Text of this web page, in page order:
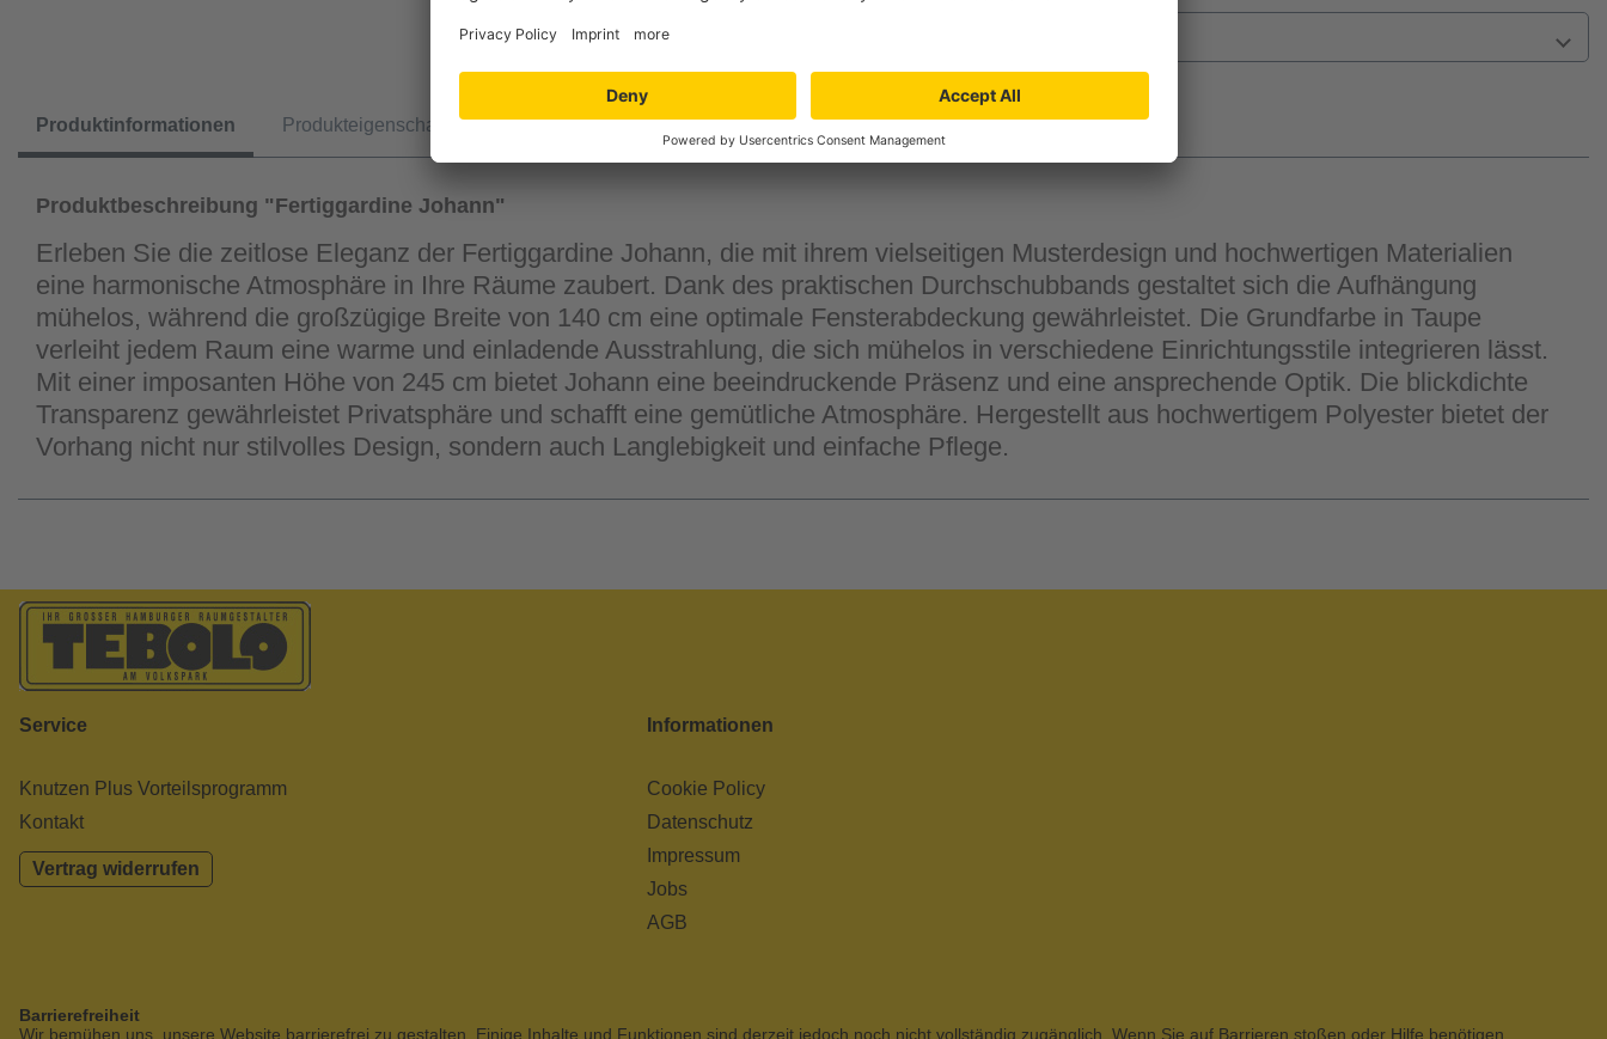
Produktinformationen Produkteigenschaften
Produktbeschreibung "Fertiggardine Johann"
Erleben Sie die zeitlose Eleganz der Fertiggardine Johann, die mit ihrem vielseitigen Musterdesign und hochwertigen Materialien
eine harmonische Atmosphäre in Ihre Räume zaubert. Dank des praktischen Durchschubbands gestaltet sich die Aufhängung
mühelos, während die großzügige Breite von 140 cm eine optimale Fensterabdeckung gewährleistet. Die Grundfarbe in Taupe
verleiht jedem Raum eine warme und einladende Ausstrahlung, die sich mühelos in verschiedene Einrichtungsstile integrieren lässt.
Mit einer imposanten Höhe von 245 cm bietet Johann eine beeindruckende Präsenz und eine ansprechende Optik. Die blickdichte
Transparenz gewährleistet Privatsphäre und schafft eine gemütliche Atmosphäre. Hergestellt aus hochwertigem Polyester bietet der
Vorhang nicht nur stilvolles Design, sondern auch Langlebigkeit und einfache Pflege.
Service
Knutzen Plus Vorteilsprogramm
Kontakt
Vertrag widerrufen
Informationen
Cookie Policy
Datenschutz
Impressum
Jobs
AGB
Barrierefreiheit
Wir bemühen uns, unsere Website barrierefrei zu gestalten. Einige Inhalte und Funktionen sind derzeit jedoch noch nicht vollständig zugänglich. Wenn Sie auf Barrieren stoßen oder Hilfe benötigen,